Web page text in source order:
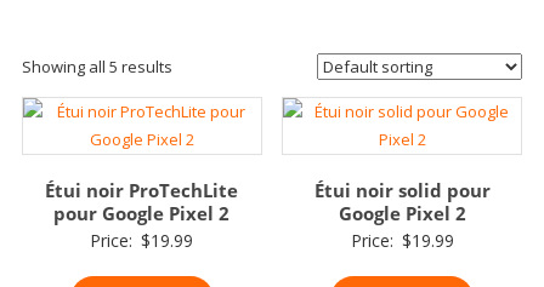
Showing all 5 results
Étui noir ProTechLite
pour Google Pixel 2
Price: $19.99
Étui noir solid pour
Google Pixel 2
Price: $19.99